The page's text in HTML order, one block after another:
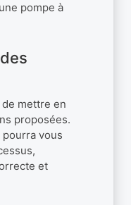
pompe à
mettre en
proposées.
vous
et